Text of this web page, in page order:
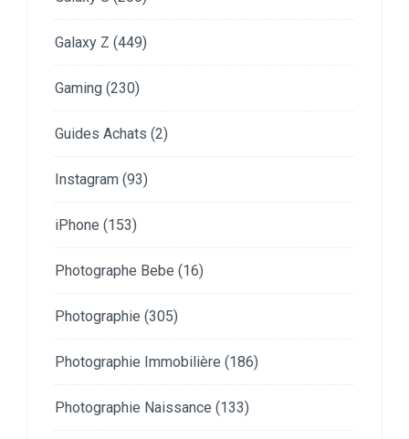
Galaxy Z (449)
Gaming (230)
Guides Achats (2)
Instagram (93)
iPhone (153)
Photographe Bebe (16)
Photographie (305)
Photographie Immobilière (186)
Photographie Naissance (133)